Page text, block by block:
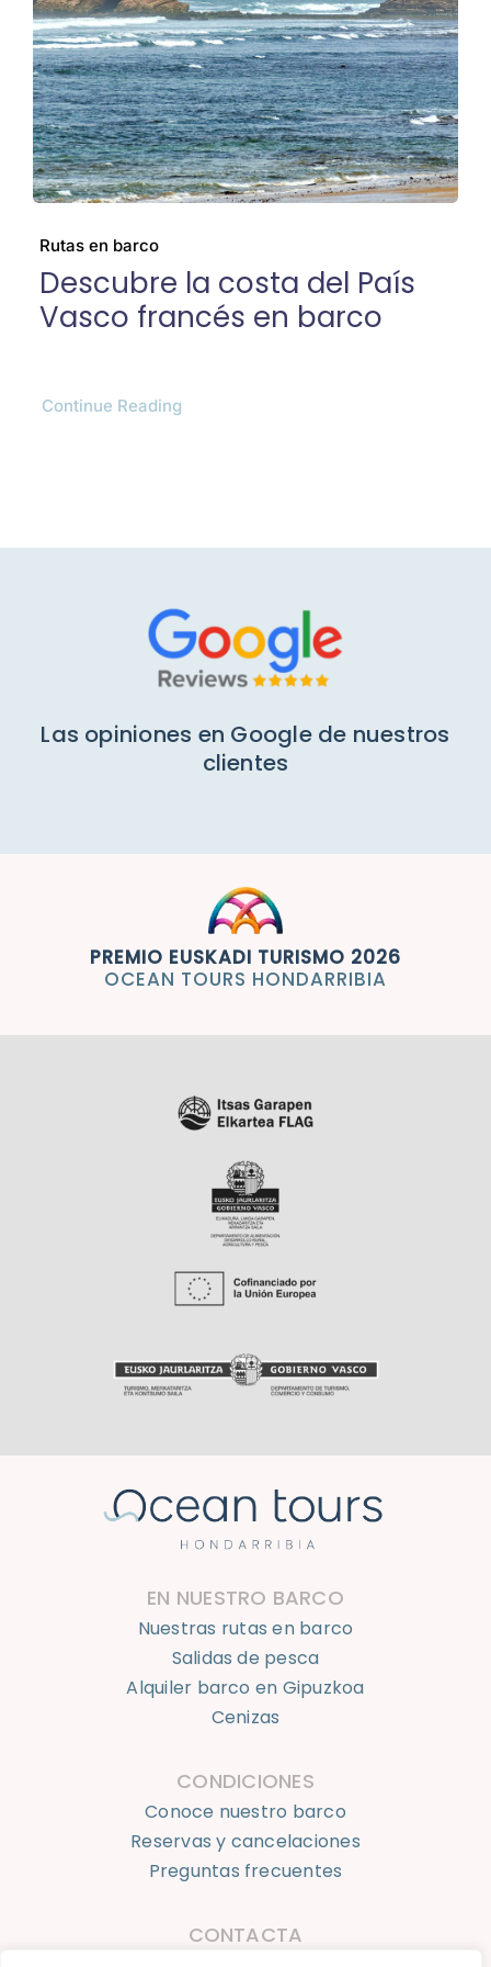
Cenizas
El barco
Preguntas frecuentes
Galería
Rutas en barco
Descubre la costa del País
Vasco francés en barco
Continue Reading
Las opiniones en Google de nuestros
clientes
PREMIO EUSKADI TURISMO 2026
OCEAN TOURS HONDARRIBIA
EN NUESTRO BARCO
Nuestras rutas en barco
Salidas de pesca
Alquiler barco en Gipuzkoa
Cenizas
CONDICIONES
Conoce nuestro barco
Reservas y cancelaciones
Preguntas frecuentes
CONTACTA